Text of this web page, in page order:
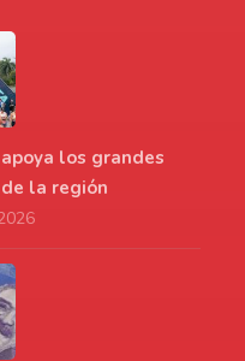
los grandes
la región